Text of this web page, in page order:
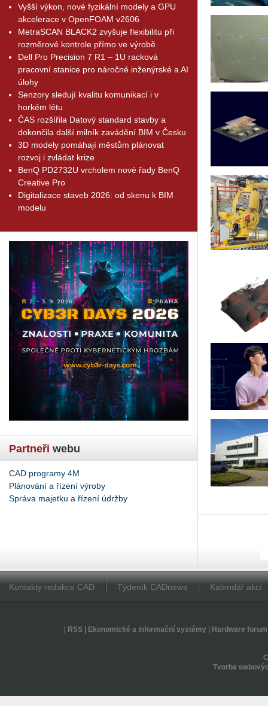
Vyšší výkon, nové fyzikální modely a GPU
akcelerace v OpenFOAM v2606
MetraSCAN BLACK2 zvyšuje flexibilitu při
rozměrové kontrole přímo ve výrobě
Dell Pro Precision 7 R1 – 1U racková
pracovní stanice pro náročné inženýrské a AI
úlohy
Senzory sledují kvalitu komunikací i v
horkém létu
ČAS rozšířila Datový standard stavby a
dokončila další milník zavádění BIM v Česku
3D modely pomáhají městům plánovat
rozvoj i zvládat krize
BenQ PD2732U vrcholem nové řady BenQ
Creative Pro
Digitalizace staveb 2026: od skenu k BIM
modelu
Partneři webu
CAD programy 4M
Plánování a řízení výroby
Správa majetku a řízení údržby
Kontakty redakce CAD Týdeník CADnews Kalendář akcí
RSS| Ekonomické a informační systémy| Hardware forum
Tvorba